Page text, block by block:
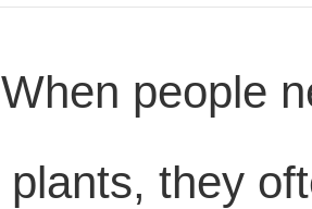
When people
plants, they